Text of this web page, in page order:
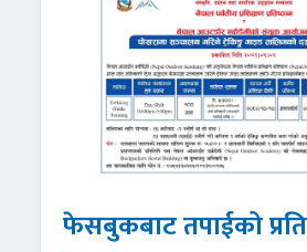
फेसबुकबाट तपाईको